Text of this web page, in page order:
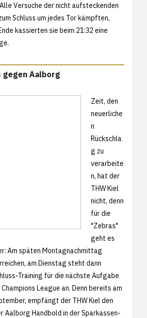
Versuche der nicht aufsteckenden
Schluss um jedes Tor kämpften,
kassierten sie beim 21:32 eine
Aalborg
Zeit, den
neuerliche
n
Rückschla
g zu
verarbeite
n, hat der
THW Kiel
nicht, denn
für die
"Zebras"
geht es
Am späten Montagnachmittag
am Dienstag steht dann
Training für die nächste Aufgabe
Champions League an. Denn bereits am
empfängt der THW Kiel den
Aalborg Handbold in der Sparkassen-